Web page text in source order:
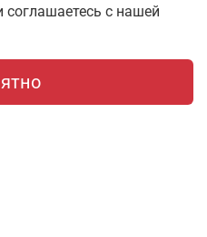
соглашаетесь с нашей